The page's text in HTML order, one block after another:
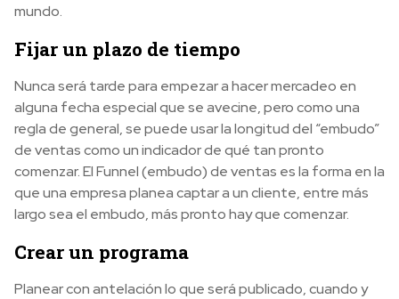
mundo.
Fijar un plazo de tiempo
Nunca será tarde para empezar a hacer mercadeo en
alguna fecha especial que se avecine, pero como una
regla de general, se puede usar la longitud del “embudo”
de ventas como un indicador de qué tan pronto
comenzar. El Funnel (embudo) de ventas es la forma en la
que una empresa planea captar a un cliente, entre más
largo sea el embudo, más pronto hay que comenzar.
Crear un programa
Planear con antelación lo que será publicado, cuando y